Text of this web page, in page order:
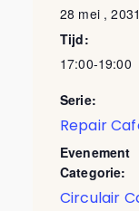
28 mei , 2031
Tijd:
17:00-19:00
Serie:
Repair
Evenement
Categorie:
Circulair